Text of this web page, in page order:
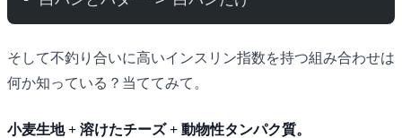
そして不釣り合いに高いインスリン指数を持つ組み合わせは
何か知っている？当ててみて。
小麦生地 + 溶けたチーズ + 動物性タンパク質。